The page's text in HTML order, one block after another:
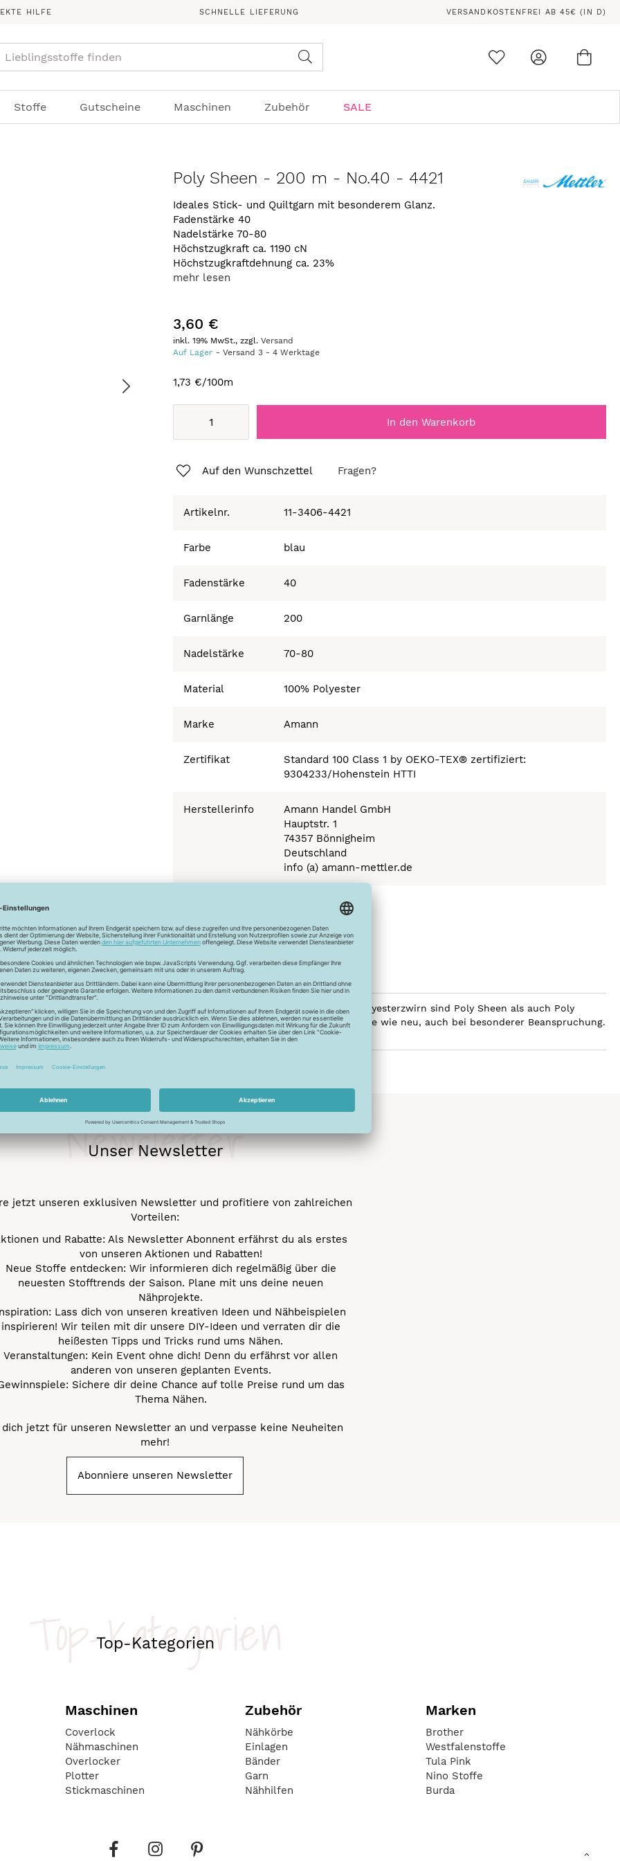
HILFE SCHNELLE LIEFERUNG VERSANDKOSTENFREI AB 45€ (IN D)
Stoffe Gutscheine Maschinen Zubehör SALE
Poly Sheen - 200 m - No.40 - 4421
Ideales Stick- und Quiltgarn mit besonderem Glanz.
Fadenstärke 40
Nadelstärke 70-80
Höchstzugkraft ca. 1190 cN
Höchstzugkraftdehnung ca. 23%
mehr lesen
3,60 €
inkl. 19% MwSt., zzgl.Versand
Auf Lager
Versand3 -4 Werktage
1,73 €/100m
In den Warenkorb
Auf den Wunschzettel Fragen?
Artikelnr. 11-3406-4421
Farbe blau
Fadenstärke 40
Garnlänge 200
Nadelstärke 70-80
Material 100% Polyester
Marke Amann
Zertifikat
Standard 100 Class 1 by OEKO-TEX® zertifiziert:
9304233/Hohenstein HTTI
Herstellerinfo
Amann Handel GmbH
Hauptstr. 1
74357 Bönnigheim
Deutschland
info (a) amann-mettler.de
Lichtreflektion und glänzen deshalb besonders. Durch den trilobalen Polyesterzwirn sind Poly Sheen als auch Poly
und Vernähbarkeit. Darüber hinaus bleibt der tolle Glanz über Jahre wie neu, auch bei besonderer Beanspruchung.
Unser Newsletter
Newsletter
jetzt unseren exklusiven Newsletter und profitiere von zahlreichen
Vorteilen:
und Rabatte: Als Newsletter Abonnent erfährst du als erstes
von unseren Aktionen und Rabatten!
Neue Stoffe entdecken: Wir informieren dich regelmäßig über die
neuesten Stofftrends der Saison. Plane mit uns deine neuen
Nähprojekte.
Lass dich von unseren kreativen Ideen und Nähbeispielen
inspirieren! Wir teilen mit dir unsere DIY-Ideen und verraten dir die
heißesten Tipps und Tricks rund ums Nähen.
Veranstaltungen: Kein Event ohne dich! Denn du erfährst vor allen
anderen von unseren geplanten Events.
Sichere dir deine Chance auf tolle Preise rund um das
Thema Nähen.
dich jetzt für unseren Newsletter an und verpasse keine Neuheiten
mehr!
Abonniere unseren Newsletter
Top-Kategorien
Top-Kategorien
Maschinen
Coverlock
Nähmaschinen
Overlocker
Plotter
Stickmaschinen
Zubehör
Nähkörbe
Einlagen
Bänder
Garn
Nähhilfen
Marken
Brother
Westfalenstoffe
Tula Pink
Nino Stoffe
Burda